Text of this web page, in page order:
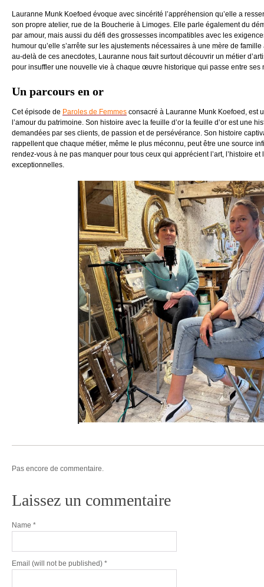
Lauranne Munk Koefoed évoque avec sincérité l’appréhension qu’elle a
son propre atelier, rue de la Boucherie à Limoges. Elle parle également du
par amour, mais aussi du défi des grossesses incompatibles avec les
humour qu’elle s’arrête sur les ajustements nécessaires à une mère de
au-delà de ces anecdotes, Lauranne nous fait surtout découvrir un métier
pour insuffler une nouvelle vie à chaque œuvre historique qui passe entre ses
Un parcours en or
Cet épisode de Paroles de Femmes consacré à Lauranne Munk Koefoed, est
l’amour du patrimoine. Son histoire avec la feuille d’or la feuille d’or est une
demandées par ses clients, de passion et de persévérance. Son histoire
rappellent que chaque métier, même le plus méconnu, peut être une source
rendez-vous à ne pas manquer pour tous ceux qui apprécient l’art, l’histoire
exceptionnelles.
Pas encore de commentaire.
Laissez un commentaire
Name *
Email (will not be published) *